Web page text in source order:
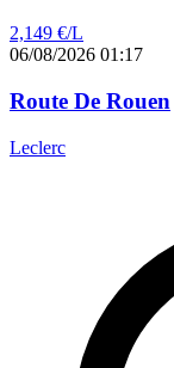
2,149 €/L
06/08/2026 01:17
Route De Rouen
Leclerc